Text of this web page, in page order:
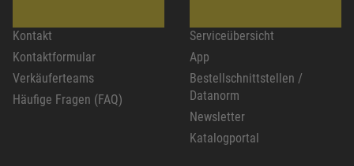
Kontakt
Kontaktformular
Verkäuferteams
Häufige Fragen (FAQ)
Serviceübersicht
App
Bestellschnittstellen /
Datanorm
Newsletter
Katalogportal